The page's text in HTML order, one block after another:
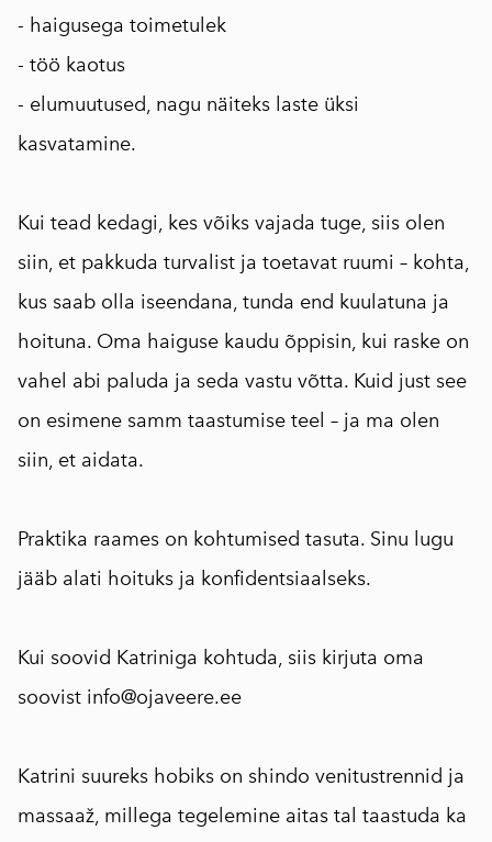
- haigusega toimetulek
- töö kaotus
- elumuutused, nagu näiteks laste üksi
kasvatamine.
Kui tead kedagi, kes võiks vajada tuge, siis olen
siin, et pakkuda turvalist ja toetavat ruumi – kohta,
kus saab olla iseendana, tunda end kuulatuna ja
hoituna. Oma haiguse kaudu õppisin, kui raske on
vahel abi paluda ja seda vastu võtta. Kuid just see
on esimene samm taastumise teel – ja ma olen
siin, et aidata.
Praktika raames on kohtumised tasuta. Sinu lugu
jääb alati hoituks ja konfidentsiaalseks.
Kui soovid Katriniga kohtuda, siis kirjuta oma
soovist info@ojaveere.ee
Katrini suureks hobiks on shindo venitustrennid ja
massaaž, millega tegelemine aitas tal taastuda ka